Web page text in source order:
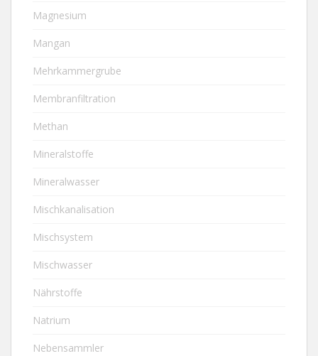
Magnesium
Mangan
Mehrkammergrube
Membranfiltration
Methan
Mineralstoffe
Mineralwasser
Mischkanalisation
Mischsystem
Mischwasser
Nährstoffe
Natrium
Nebensammler